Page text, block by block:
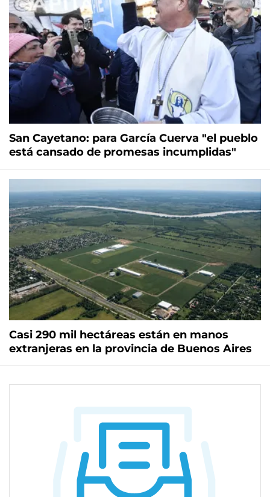
San Cayetano: para García Cuerva "el pueblo
está cansado de promesas incumplidas"
Casi 290 mil hectáreas están en manos
extranjeras en la provincia de Buenos Aires